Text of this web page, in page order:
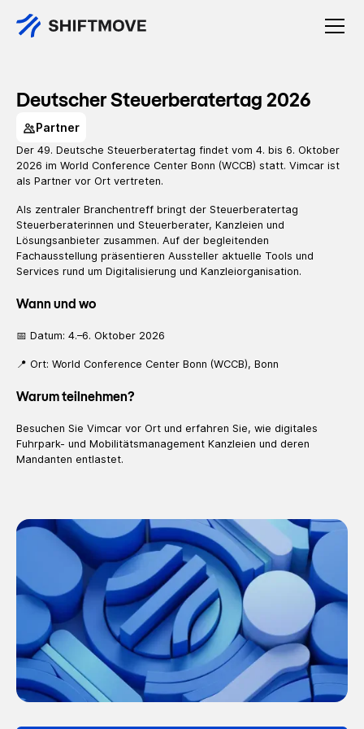
Deutscher Steuerberatertag 2026
Partner
Der 49. Deutsche Steuerberatertag findet vom 4. bis 6. Oktober
2026 im World Conference Center Bonn (WCCB) statt. Vimcar ist
als Partner vor Ort vertreten.
Als zentraler Branchentreff bringt der Steuerberatertag
Steuerberaterinnen und Steuerberater, Kanzleien und
Lösungsanbieter zusammen. Auf der begleitenden
Fachausstellung präsentieren Aussteller aktuelle Tools und
Services rund um Digitalisierung und Kanzleiorganisation.
Wann und wo
📅 Datum: 4.–6. Oktober 2026
📍 Ort: World Conference Center Bonn (WCCB), Bonn
Warum teilnehmen?
Besuchen Sie Vimcar vor Ort und erfahren Sie, wie digitales
Fuhrpark- und Mobilitätsmanagement Kanzleien und deren
Mandanten entlastet.